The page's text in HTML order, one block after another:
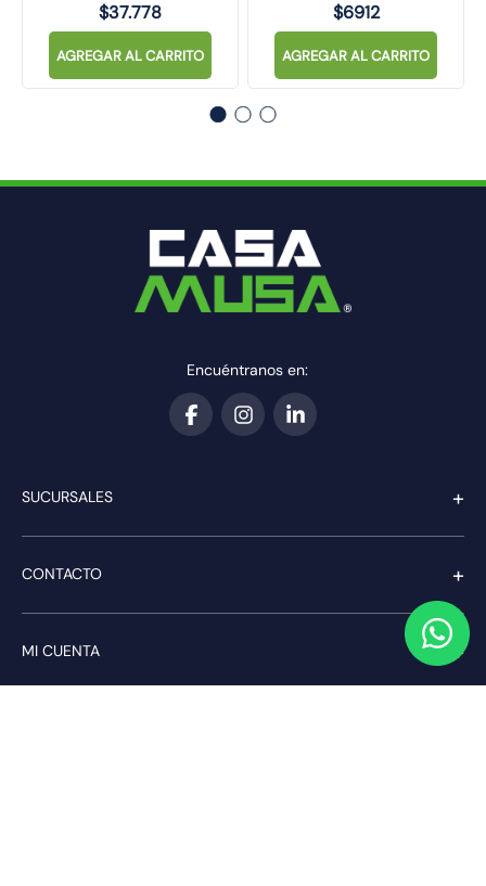
$37.778
AGREGAR AL CARRITO
$6912
AGREGAR AL CARRITO
Encuéntranos en:
SUCURSALES +
CONTACTO +
MI CUENTA +